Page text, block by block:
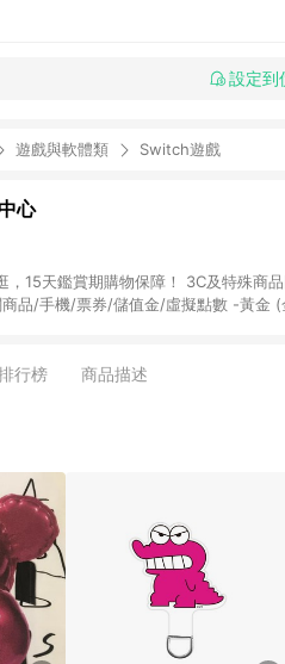
設定到
遊戲與軟體類 Switch遊戲
心
鑑賞期購物保障！ 3C及特殊商品回饋，請以訂
品/手機/票券/儲值金/虛擬點數 -黃金
物中心商店之商品：商品賣場中有標示
行榜 商品描述